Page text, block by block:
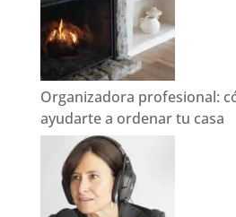
Organizadora profesional:
ayudarte a ordenar tu casa